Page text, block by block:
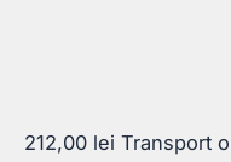
212,00 lei Transport